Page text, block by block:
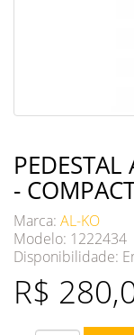
-
Marca: AL-KO
Modelo: 1222434
Disponibilidade:
R$